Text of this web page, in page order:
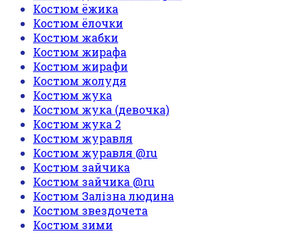
Костюм ёжика
Костюм ёлочки
Костюм жабки
Костюм жирафа
Костюм жирафи
Костюм жолудя
Костюм жука
Костюм жука (девочка)
Костюм жука 2
Костюм журавля
Костюм журавля @ru
Костюм зайчика
Костюм зайчика @ru
Костюм Залізна людина
Костюм звездочета
Костюм зими